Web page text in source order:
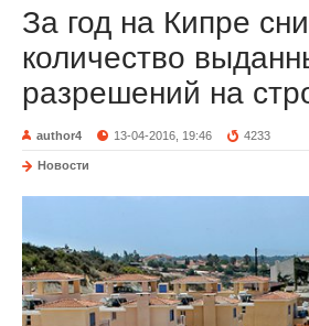
За год на Кипре
количество
разрешений на
author4 13-04-2016, 19:46 4233
Новости